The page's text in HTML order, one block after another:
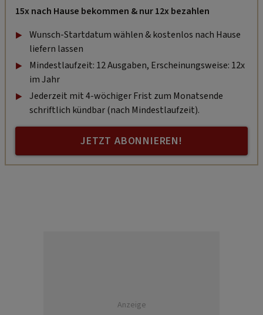
15x nach Hause bekommen & nur 12x bezahlen
Wunsch-Startdatum wählen & kostenlos nach Hause
liefern lassen
Mindestlaufzeit: 12 Ausgaben, Erscheinungsweise: 12x
im Jahr
Jederzeit mit 4-wöchiger Frist zum Monatsende
schriftlich kündbar (nach Mindestlaufzeit).
JETZT ABONNIEREN!
Anzeige